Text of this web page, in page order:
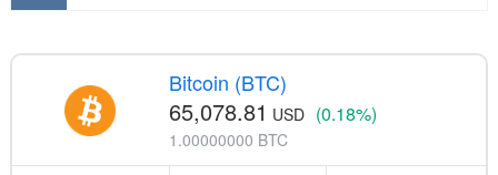
Bitcoin (BTC)
65,078.81 USD (0.18%)
1.00000000 BTC